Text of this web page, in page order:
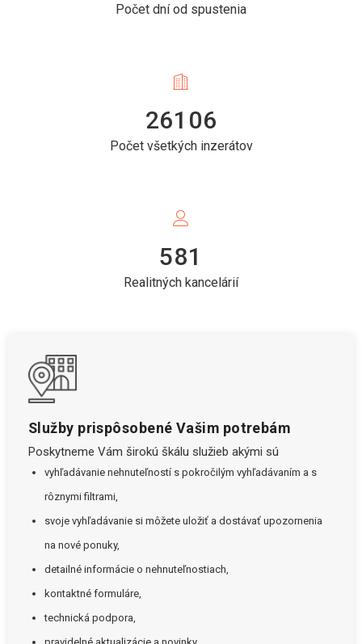
Počet dní od spustenia
26106
Počet všetkých inzerátov
581
Realitných kancelárií
Služby prispôsobené Vašim potrebám
Poskytneme Vám širokú škálu služieb akými sú
vyhľadávanie nehnuteľností s pokročilým vyhľadávaním a s
rôznymi filtrami,
svoje vyhľadávanie si môžete uložiť a dostávať upozornenia
na nové ponuky,
detailné informácie o nehnuteľnostiach,
kontaktné formuláre,
technická podpora,